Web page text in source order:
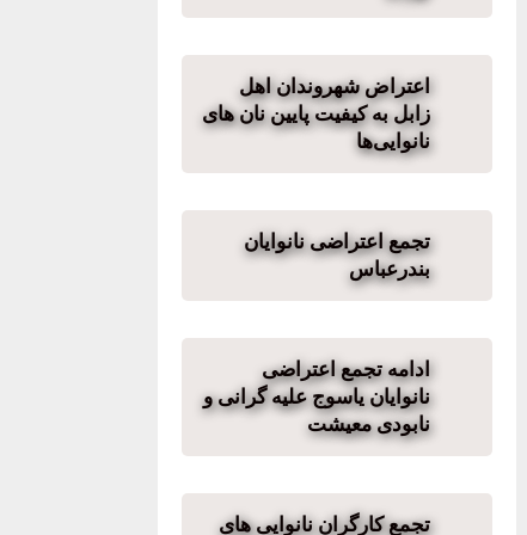
اعتراض شهروندان اهل
زابل به کیفیت پایین نان های
نانوایی‌ها
تجمع اعتراضی نانوایان
بندرعباس
ادامه تجمع اعتراضی
نانوایان یاسوج علیه گرانی و
نابودی معیشت
تجمع کارگران نانوایی های